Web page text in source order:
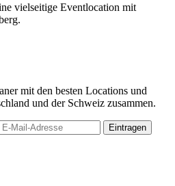
vielseitige Eventlocation mit
mit den besten Locations und
und der Schweiz zusammen.
Eintragen